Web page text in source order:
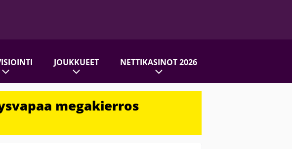
JOUKKUEET NETTIKASINOT 2026
megakierros